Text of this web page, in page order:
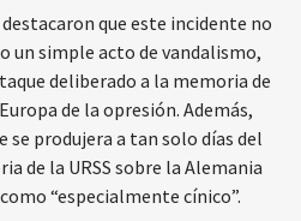
que este incidente no
un simple acto de vandalismo,
deliberado a la memoria de
de la opresión. Además,
se produjera a tan solo días del
de la URSS sobre la Alemania
“especialmente cínico”.